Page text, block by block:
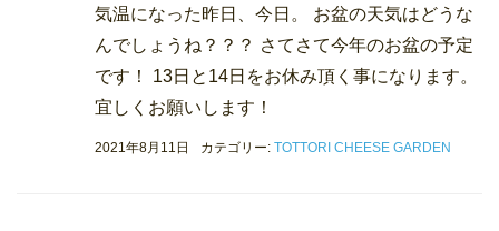
気温になった昨日、今日。 お盆の天気はどうな
んでしょうね？？？ さてさて今年のお盆の予定
です！ 13日と14日をお休み頂く事になります。
宜しくお願いします！
2021年8月11日 カテゴリー: TOTTORI CHEESE GARDEN